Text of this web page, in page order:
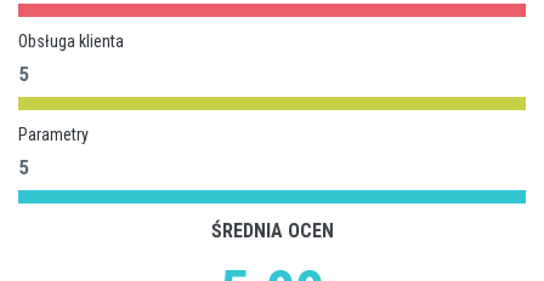
Obsługa klienta
5
Parametry
5
ŚREDNIA OCEN